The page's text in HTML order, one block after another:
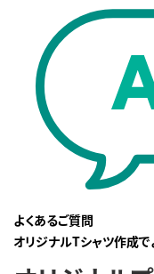
よくあるご質問
オリジナルTシャツ作成